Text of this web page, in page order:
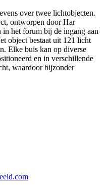
over twee lichtobjecten.
ontworpen door Har
het forum bij de ingang aan
object bestaat uit 121 licht
Elke buis kan op diverse
en in verschillende
waardoor bijzonder